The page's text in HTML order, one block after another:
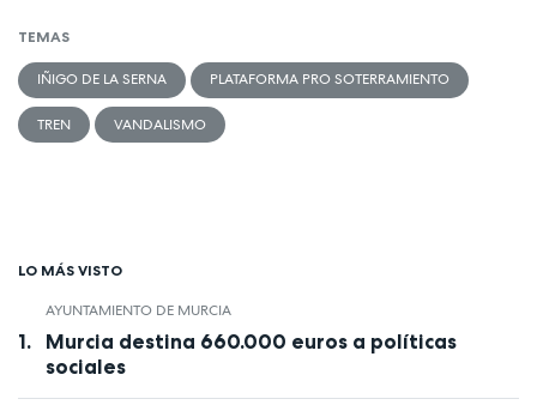
TEMAS
IÑIGO DE LA SERNA PLATAFORMA PRO SOTERRAMIENTO
TREN VANDALISMO
LO MÁS VISTO
AYUNTAMIENTO DE MURCIA
Murcia destina 660.000 euros a políticas
sociales